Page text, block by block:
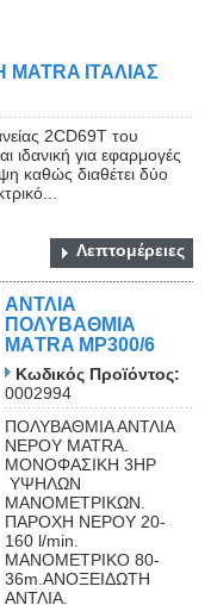
IΤΑΛΙΑΣ
2CD69T του
ιδανική για εφαρμογές
καθώς διαθέτει δύο
Λεπτομέρειες
ΑΝΤΛΙΑ
ΠΟΛΥΒΑΘΜΙΑ
ΜΑTRA MP300/6
Κωδικός Προϊόντος:
0002994
ΠΟΛΥΒΑΘΜΙΑ ΑΝΤΛΙΑ
ΝΕΡΟΥ ΜΑΤRA.
ΜΟΝΟΦΑΣΙΚΗ 3ΗΡ
ΥΨΗΛΩΝ
ΜΑΝΟΜΕΤΡΙΚΩΝ.
ΠΑΡΟΧΗ ΝΕΡΟΥ 20-
160 l/min.
ΜΑΝΟΜΕΤΡΙΚΟ 80-
36m.ΑΝΟΞΕΙΔΩΤΗ
ΑΝΤΛΙΑ.